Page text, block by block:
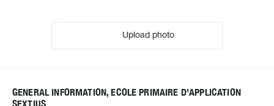
Upload photo
GENERAL INFORMATION, ECOLE PRIMAIRE D'APPLICATION